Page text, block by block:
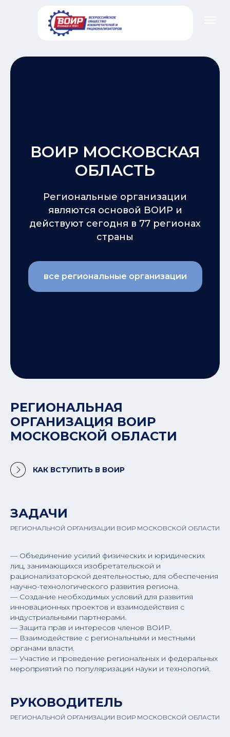
ВОИР МОСКОВСКАЯ
ОБЛАСТЬ
Региональные организации
являются основой ВОИР и
действуют сегодня в 77 регионах
страны
все региональные организации
РЕГИОНАЛЬНАЯ
ОРГАНИЗАЦИЯ ВОИР
МОСКОВСКОЙ ОБЛАСТИ
КАК ВСТУПИТЬ В ВОИР
ЗАДАЧИ
РЕГИОНАЛЬНОЙ ОРГАНИЗАЦИИ ВОИР МОСКОВСКОЙ ОБЛАСТИ
— Объединение усилий физических и юридических
лиц, занимающихся изобретательской и
рационализаторской деятельностью, для обеспечения
научно-технологического развития региона.
— Создание необходимых условий для развития
инновационных проектов и взаимодействия с
индустриальными партнерами.
— Защита прав и интересов членов ВОИР.
— Взаимодействие с региональными и местными
органами власти.
— Участие и проведение региональных и федеральных
мероприятий по популяризации науки и технологий.
РУКОВОДИТЕЛЬ
РЕГИОНАЛЬНОЙ ОРГАНИЗАЦИИ ВОИР МОСКОВСКОЙ ОБЛАСТИ